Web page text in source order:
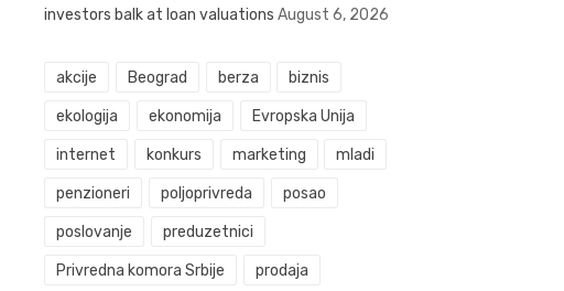
investors balk at loan valuations August 6, 2026
akcije Beograd berza biznis
ekologija ekonomija Evropska Unija
internet konkurs marketing mladi
penzioneri poljoprivreda posao
poslovanje preduzetnici
Privredna komora Srbije prodaja